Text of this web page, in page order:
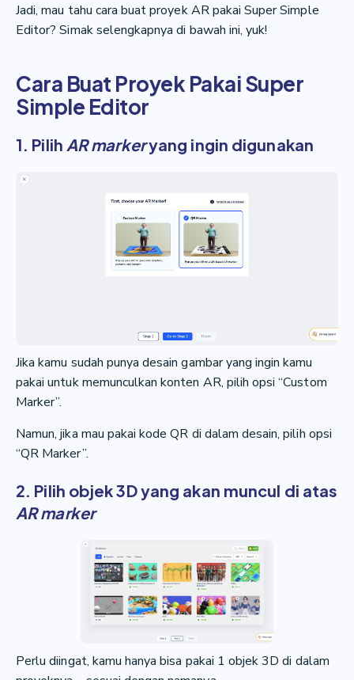
Jadi, mau tahu cara buat proyek AR pakai Super Simple
Editor? Simak selengkapnya di bawah ini, yuk!
Cara Buat Proyek Pakai Super
Simple Editor
1. Pilih AR markeryang ingin digunakan
Jika kamu sudah punya desain gambar yang ingin kamu
pakai untuk memunculkan konten AR, pilih opsi “Custom
Marker”.
Namun, jika mau pakai kode QR di dalam desain, pilih opsi
“QR Marker”.
2. Pilih objek 3D yang akan muncul di atas
AR marker
Perlu diingat, kamu hanya bisa pakai 1 objek 3D di dalam